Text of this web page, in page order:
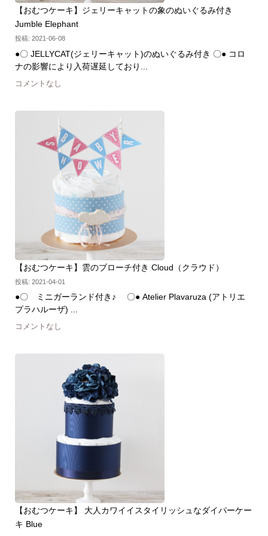
【おむつケーキ】ジェリーキャットの象のぬいぐるみ付き
Jumble Elephant
投稿: 2021-06-08
●〇 JELLYCAT(ジェリーキャット)のぬいぐるみ付き 〇● コロ
ナの影響により入荷遅延しており...
コメントなし
【おむつケーキ】雲のブローチ付き Cloud（クラウド）
投稿: 2021-04-01
●〇 ミニガーランド付き♪ 〇● Atelier Plavaruza (アトリエ
プラハルーザ) ...
コメントなし
【おむつケーキ】 大人カワイイスタイリッシュなダイパーケー
キ Blue